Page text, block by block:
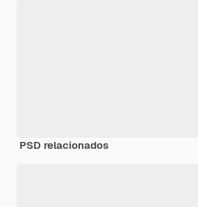
PSD relacionados